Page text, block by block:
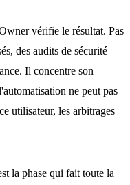
vérifie le résultat. Pas
des audits de sécurité
Il concentre son
ne peut pas
utilisateur, les arbitrages
la phase qui fait toute la